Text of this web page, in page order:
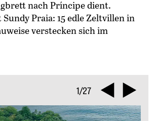
nach Príncipe dient.
Praia: 15 edle Zeltvillen in
verstecken sich im
1/27